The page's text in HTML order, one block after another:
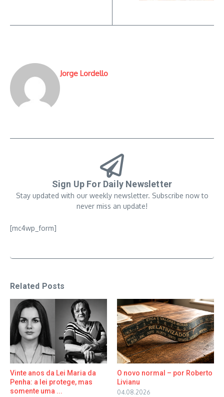
Jorge Lordello
Sign Up For Daily Newsletter
Stay updated with our weekly newsletter. Subscribe now to
never miss an update!
[mc4wp_form]
Related Posts
Vinte anos da Lei Maria da
Penha: a lei protege, mas
somente uma ...
O novo normal – por Roberto
Livianu
04.08.2026